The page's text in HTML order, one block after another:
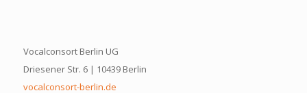
Vocalconsort Berlin UG
Driesener Str. 6 | 10439 Berlin
vocalconsort-berlin.de